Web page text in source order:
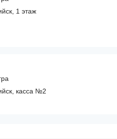
1 этаж
касса №2